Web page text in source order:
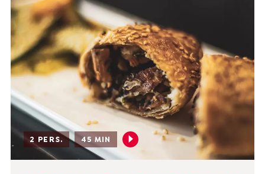
2 PERS. 45 MIN